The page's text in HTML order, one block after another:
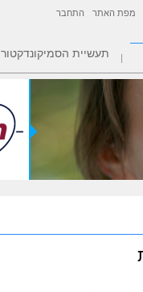
מפת האתר התחבר
תעשיית הסמיקונדקטור